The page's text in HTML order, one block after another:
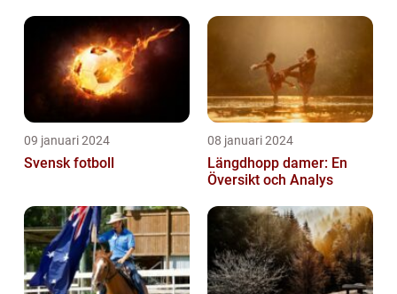
09 januari 2024
Svensk fotboll
08 januari 2024
Längdhopp damer: En
Översikt och Analys